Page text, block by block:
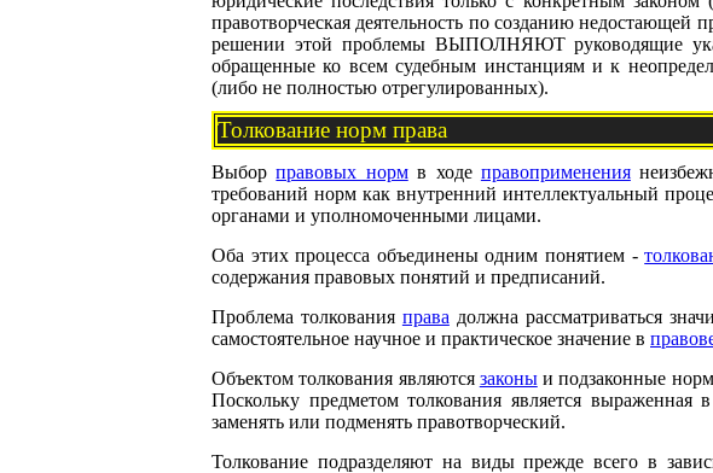
правотворческая деятельность по созданию
решении этой проблемы ВЫПОЛНЯЮТ руководящие
обращенные ко всем судебным инстанциям и к
(либо не полностью отрегулированных).
Толкование норм права
Выборправовых нормв ходе правоприменения
требований норм как внутренний интеллектуальный
органами и уполномоченными лицами.
Оба этих процесса объединены одним понятием -
содержания правовых понятий и предписаний.
Проблема толкования права должна рассматриваться
самостоятельное научное и практическое значение в
Объектом толкования являются законыи подзаконные
Поскольку предметом толкования является выраженная
заменять или подменять правотворческий.
Толкование подразделяют на виды прежде всего в